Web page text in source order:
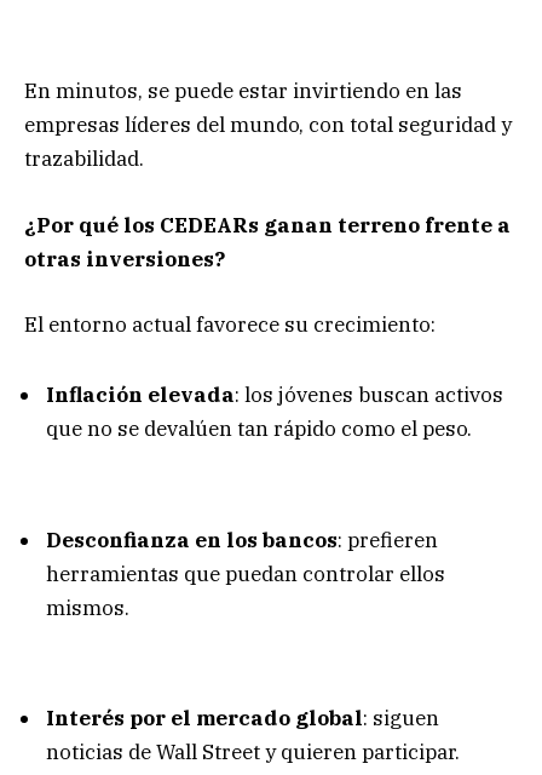
En minutos, se puede estar invirtiendo en las
empresas líderes del mundo, con total seguridad y
trazabilidad.
¿Por qué los CEDEARs ganan terreno frente a
otras inversiones?
El entorno actual favorece su crecimiento:
Inflación elevada: los jóvenes buscan activos
que no se devalúen tan rápido como el peso.
Desconfianza en los bancos: prefieren
herramientas que puedan controlar ellos
mismos.
Interés por el mercado global: siguen
noticias de Wall Street y quieren participar.